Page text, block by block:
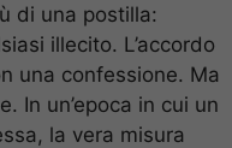
di una postilla:
illecito. L’accordo
una confessione. Ma
In un’epoca in cui un
la vera misura